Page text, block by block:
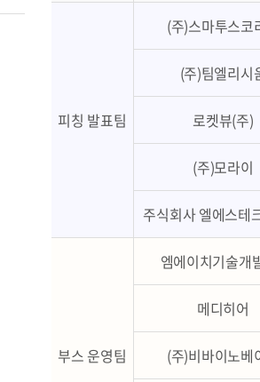
피칭 발표팀
(주)스마투스코
(주)팀엘리시
로켓뷰(주)
(주)모라이
주식회사 엘에스테
부스 운영팀
엠에이치기술개
메디히어
(주)비바이노베